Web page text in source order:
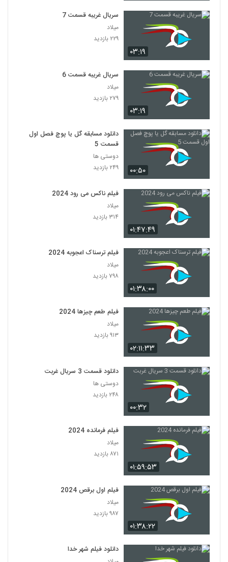
۰۳:۱۹
سریال غریبه قسمت 7
میلاد
۲۲۹ بازدید
۰۳:۱۹
سریال غریبه قسمت 6
میلاد
۲۷۹ بازدید
۰۰:۵۰
دانلود مسابقه گل یا پوچ فصل اول
قسمت 5
دوستی ها
۲۴۹ بازدید
۰۱:۴۷:۴۹
فیلم ناکس می رود 2024
میلاد
۳۱۴ بازدید
۰۱:۳۸:۰۰
فیلم ترسناک اعجوبه 2024
میلاد
۷۹۸ بازدید
۰۲:۱۱:۳۳
فیلم طعم چیزها 2024
میلاد
۹۱۳ بازدید
۰۰:۳۲
دانلود قسمت 3 سریال غربت
دوستی ها
۲۴۸ بازدید
۰۱:۵۹:۵۳
فیلم فرمانده 2024
میلاد
۸۷۱ بازدید
۰۱:۳۸:۲۲
فیلم اول برقص 2024
میلاد
۹۸۷ بازدید
دانلود فیلم شهر خدا